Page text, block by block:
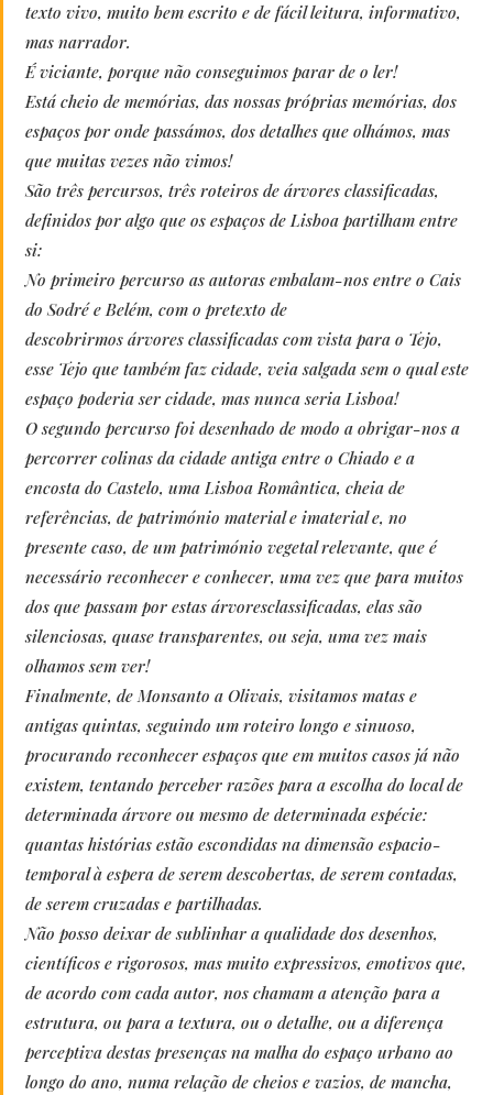
texto vivo, muito bem escrito e de fácil leitura, informativo,
mas narrador.
É viciante, porque não conseguimos parar de o ler!
Está cheio de memórias, das nossas próprias memórias, dos
espaços por onde passámos, dos detalhes que olhámos, mas
que muitas vezes não vimos!
São três percursos, três roteiros de árvores classificadas,
definidos por algo que os espaços de Lisboa partilham entre
si:
No primeiro percurso as autoras embalam-nos entre o Cais
do Sodré e Belém, com o pretexto de
descobrirmos árvores classificadas com vista para o Tejo,
esse Tejo que também faz cidade, veia salgada sem o qual este
espaço poderia ser cidade, mas nunca seria Lisboa!
O segundo percurso foi desenhado de modo a obrigar-nos a
percorrer colinas da cidade antiga entre o Chiado e a
encosta do Castelo, uma Lisboa Romântica, cheia de
referências, de património material e imaterial e, no
presente caso, de um património vegetal relevante, que é
necessário reconhecer e conhecer, uma vez que para muitos
dos que passam por estas árvoresclassificadas, elas são
silenciosas, quase transparentes, ou seja, uma vez mais
olhamos sem ver!
Finalmente, de Monsanto a Olivais, visitamos matas e
antigas quintas, seguindo um roteiro longo e sinuoso,
procurando reconhecer espaços que em muitos casos já não
existem, tentando perceber razões para a escolha do local de
determinada árvore ou mesmo de determinada espécie:
quantas histórias estão escondidas na dimensão espacio-
temporal à espera de serem descobertas, de serem contadas,
de serem cruzadas e partilhadas.
Não posso deixar de sublinhar a qualidade dos desenhos,
científicos e rigorosos, mas muito expressivos, emotivos que,
de acordo com cada autor, nos chamam a atenção para a
estrutura, ou para a textura, ou o detalhe, ou a diferença
perceptiva destas presenças na malha do espaço urbano ao
longo do ano, numa relação de cheios e vazios, de mancha,